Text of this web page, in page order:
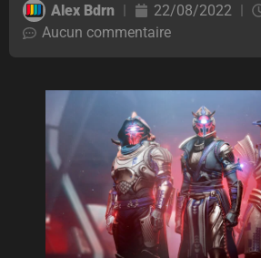
Alex Bdrn 22/08/2022
Aucun commentaire